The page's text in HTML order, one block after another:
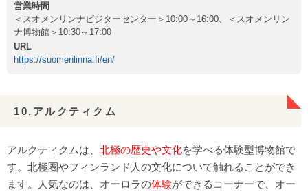
営業時間
＜スオメンリンナビジターセンター＞10:00～16:00、＜スオメンリン
ナ博物館＞10:30～17:00
URL
https://suomenlinna.fi/en/
10.アルクティクム
アルクティクムは、 北極の歴史や文化を学べる体験型博物館で
す。北極圏やフィンランド人の文化について触れることができ
ます。人気なのは、オーロラの体験ができるコーナーで、オー